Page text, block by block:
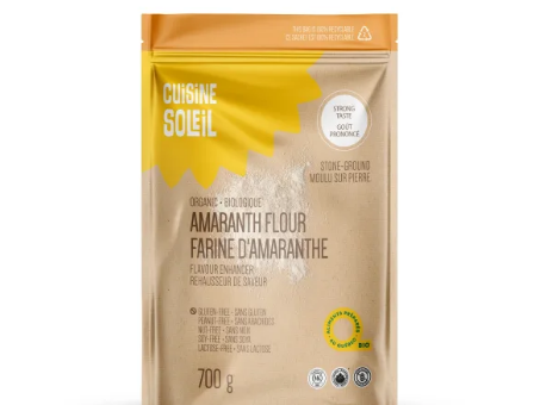
ADD TO CART / DETAILS